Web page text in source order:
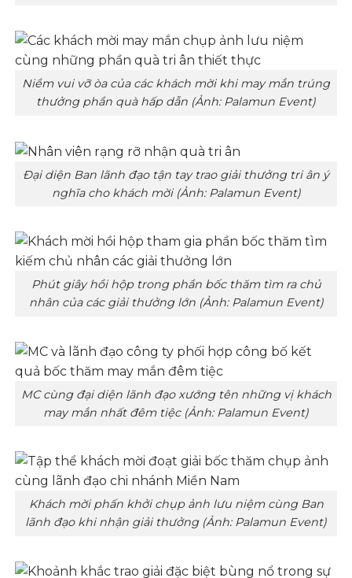
Niềm vui vỡ òa của các khách mời khi may mắn trúng
thưởng phần quà hấp dẫn (Ảnh: Palamun Event)
Đại diện Ban lãnh đạo tận tay trao giải thưởng tri ân ý
nghĩa cho khách mời (Ảnh: Palamun Event)
Phút giây hồi hộp trong phần bốc thăm tìm ra chủ
nhân của các giải thưởng lớn (Ảnh: Palamun Event)
MC cùng đại diện lãnh đạo xướng tên những vị khách
may mắn nhất đêm tiệc (Ảnh: Palamun Event)
Khách mời phấn khởi chụp ảnh lưu niệm cùng Ban
lãnh đạo khi nhận giải thưởng (Ảnh: Palamun Event)